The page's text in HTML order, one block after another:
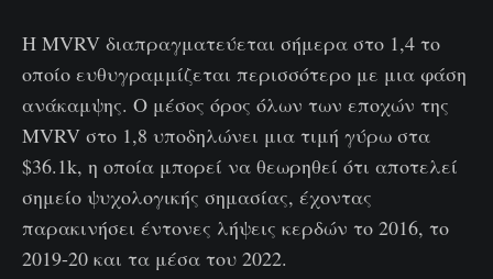
Η MVRV διαπραγματεύεται σήμερα στο 1,4 το
οποίο ευθυγραμμίζεται περισσότερο με μια φάση
ανάκαμψης. Ο μέσος όρος όλων των εποχών της
MVRV στο 1,8 υποδηλώνει μια τιμή γύρω στα
$36.1k, η οποία μπορεί να θεωρηθεί ότι αποτελεί
σημείο ψυχολογικής σημασίας, έχοντας
παρακινήσει έντονες λήψεις κερδών το 2016, το
2019-20 και τα μέσα του 2022.